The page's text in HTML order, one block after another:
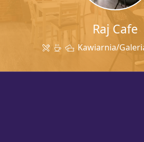
Raj Cafe
54a Kawiarnia/